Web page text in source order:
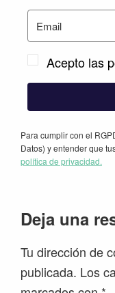
Acepto las
Para cumplir con el
Datos) y entender que
política de privacidad.
los
lectores
Deja una
Tu dirección de
publicada. Los